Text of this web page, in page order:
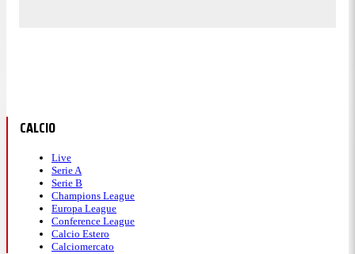
CALCIO
Live
Serie A
Serie B
Champions League
Europa League
Conference League
Calcio Estero
Calciomercato